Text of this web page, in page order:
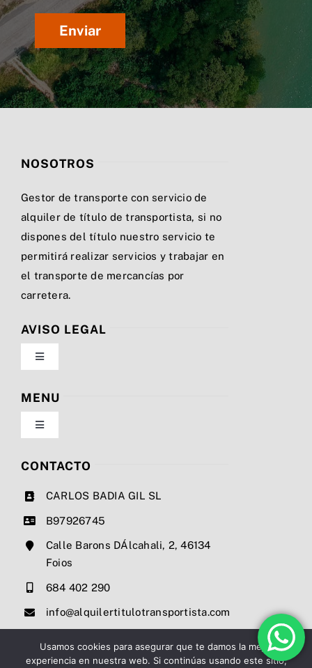
NOSOTROS
Gestor de transporte con servicio de
alquiler de título de transportista, si no
dispones del título nuestro servicio te
permitirá realizar servicios y trabajar en
el transporte de mercancías por
carretera.
AVISO LEGAL
Toggle
Navigation
Política de privacidad
Condiciones de uso
MENU
Toggle
Navigation
Nosotros
Precios
Contacto
CONTACTO
CARLOS BADIA GIL SL
B97926745
Calle Barons DÁlcahali, 2, 46134
Foios
684 402 290
info@alquilertitulotransportista.com
Usamos cookies para asegurar que te damos la mejor
experiencia en nuestra web. Si continúas usando este sitio,